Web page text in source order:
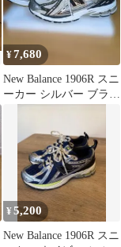
¥7,680
New Balance 1906R スニ
ーカー シルバー ブラッ
¥5,200
New Balance 1906R スニ